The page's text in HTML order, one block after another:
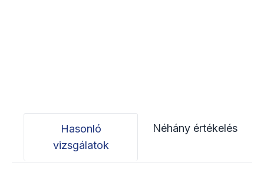
Hasonló
vizsgálatok
Néhány értékelés